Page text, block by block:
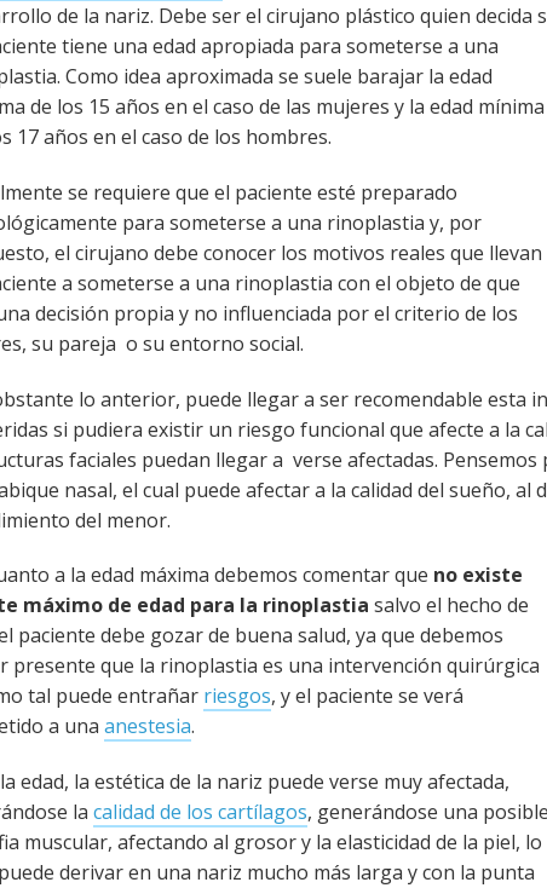
de la nariz. Debe ser el cirujano plástico quien decida
tiene una edad apropiada para someterse a una
Como idea aproximada se suele barajar la edad
de los 15 años en el caso de las mujeres y la edad mínima
17 años en el caso de los hombres.
se requiere que el paciente esté preparado
para someterse a una rinoplastia y, por
el cirujano debe conocer los motivos reales que llevan
a someterse a una rinoplastia con el objeto de que
decisión propia y no influenciada por el criterio de los
su pareja o su entorno social.
lo anterior, puede llegar a ser recomendable esta
si pudiera existir un riesgo funcional que afecte a la
faciales puedan llegar a verse afectadas.
nasal, el cual puede afectar a la calidad del sueño, al
del menor.
a la edad máxima debemos comentar que no existe
máximo de edad para la rinoplastia salvo el hecho de
paciente debe gozar de buena salud, ya que debemos
presente que la rinoplastia es una intervención quirúrgica
tal puede entrañar riesgos, y el paciente se verá
a una anestesia.
edad, la estética de la nariz puede verse muy afectada,
la calidad de los cartílagos, generándose una posible
muscular, afectando al grosor y la elasticidad de la piel, lo
derivar en una nariz mucho más larga y con la punta